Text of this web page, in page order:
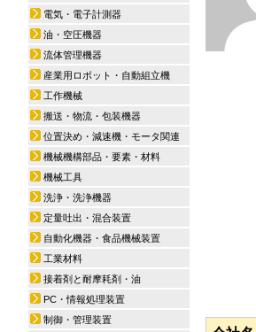
電気・電子計測器
油・空圧機器
流体管理機器
産業用ロボット・自動組立機
工作機械
搬送・物流・包装機器
位置決め・減速機・モータ関連
機械機構部品・要素・材料
機械工具
洗浄・洗浄機器
定量吐出・混合装置
自動化機器・食品機械装置
工業材料
接着剤と耐摩耗剤・油
PC・情報処理装置
制御・管理装置